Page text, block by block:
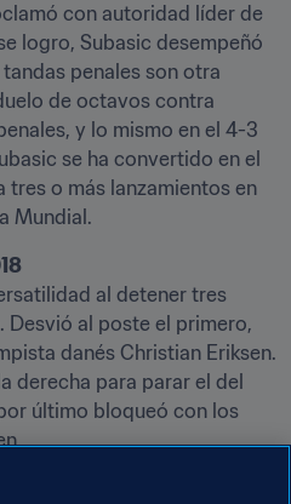
con autoridad líder de
logro, Subasic desempeñó
penales son otra
de octavos contra
y lo mismo en el 4-3
se ha convertido en el
o más lanzamientos en
Mundial.
al detener tres
Desvió al poste el primero,
danés Christian Eriksen.
derecha para parar el del
último bloqueó con los
penal contra Rusia y